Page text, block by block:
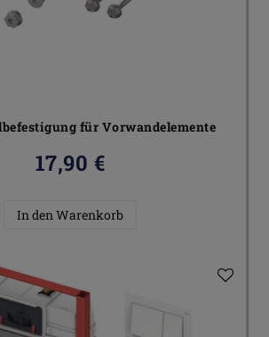
für Vorwandelemente
17,90 €
In den Warenkorb